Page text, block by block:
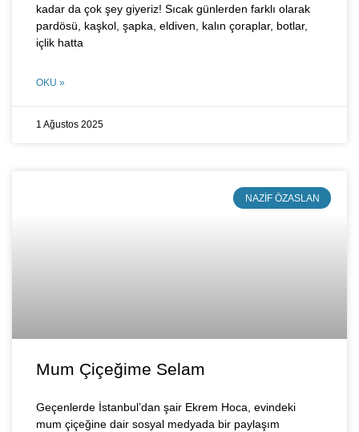
kadar da çok şey giyeriz! Sıcak günlerden farklı olarak
pardösü, kaşkol, şapka, eldiven, kalın çoraplar, botlar,
içlik hatta
OKU »
1 Ağustos 2025
NAZIF ÖZASLAN
Mum Çiçeğime Selam
Geçenlerde İstanbul’dan şair Ekrem Hoca, evindeki
mum çiçeğine dair sosyal medyada bir paylaşım